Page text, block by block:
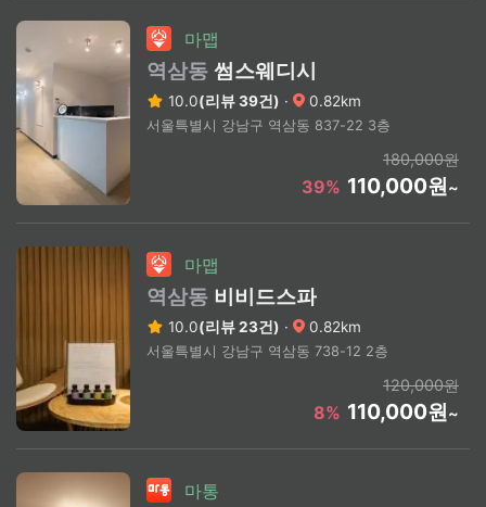
마맵
역삼동 썸스웨디시
10.0(리뷰 39건) · 0.82km
서울특별시 강남구 역삼동 837-22 3층
180,000원
39% 110,000원~
마맵
역삼동 비비드스파
10.0(리뷰 23건) · 0.82km
서울특별시 강남구 역삼동 738-12 2층
120,000원
8% 110,000원~
마통